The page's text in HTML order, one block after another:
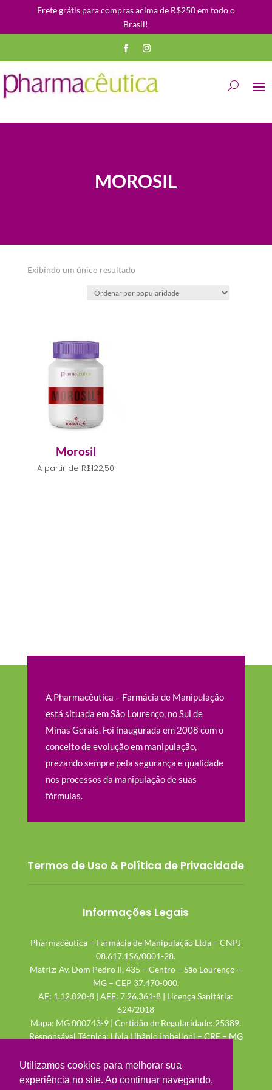
Utilizamos cookies para melhorar sua
experiência no site. Ao continuar navegando,
Frete grátis para compras acima de R$250 em todo o
Brasil!
MOROSIL
Exibindo um único resultado
Morosil
A partir de R$122,50
A Pharmacêutica – Farmácia de Manipulação
está situada em São Lourenço, no Sul de
Minas Gerais. Foi inaugurada em 2008 com o
conceito de evolução em manipulação,
prezando sempre pela segurança e qualidade
nos processos da manipulação de suas
fórmulas.
Termos de Uso & Política de Privacidade
Informações Legais
Pharmacêutica – Farmácia de Manipulação Ltda – CNPJ
08.617.156/0001-28.
Matriz: Av. Dom Pedro II, 435 – Centro – São Lourenço –
MG – CEP 37.470-000.
AE: 1.12.020-8 | AFE: 7.26.361-8 | Licença Sanitária:
624/2018
Mapa: MG 000743-9 | Certidão de Regularidade: 25389.
Responsável Técnica: Lívia Libânio Imbelloni – CRF – MG